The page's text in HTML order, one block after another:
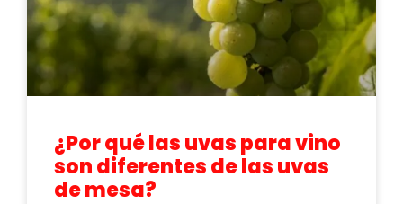
¿Por qué las uvas para vino
son diferentes de las uvas
de mesa?